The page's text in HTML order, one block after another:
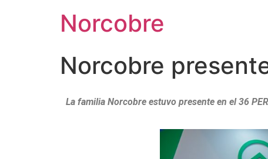
Norcobre
Norcobre
La familia Norcobre estuvo presente en el 36